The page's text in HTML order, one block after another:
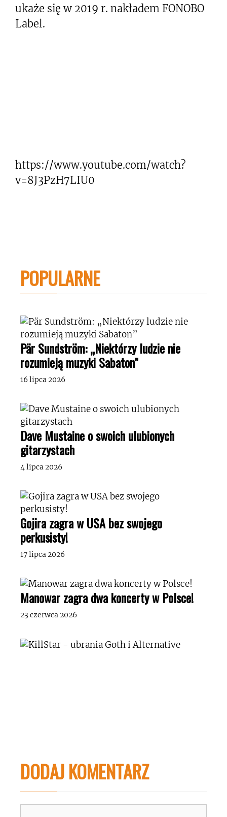
ukaże się w 2019 r. nakładem FONOBO
Label.
https://www.youtube.com/watch?
v=8J3PzH7LIU0
POPULARNE
Pär Sundström: „Niektórzy ludzie nie
rozumieją muzyki Sabaton”
16 lipca 2026
Dave Mustaine o swoich ulubionych
gitarzystach
4 lipca 2026
Gojira zagra w USA bez swojego
perkusisty!
17 lipca 2026
Manowar zagra dwa koncerty w Polsce!
23 czerwca 2026
DODAJ KOMENTARZ